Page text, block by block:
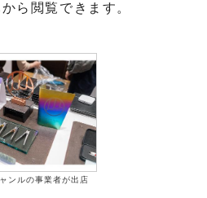
ら閲覧できます。
ンルの事業者が出店